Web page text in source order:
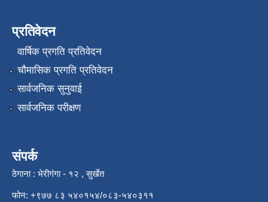
प्रतिवेदन
वार्षिक प्रगति प्रतिवेदन
चौमासिक प्रगति प्रतिवेदन
सार्वजनिक सुनुवाई
सार्वजनिक परीक्षण
संपर्क
ठेगाना : भेरीगंगा - १२ , सुर्खेत
फोन: +९७७ ८३ ५४०१५४/०८३-५४०३११